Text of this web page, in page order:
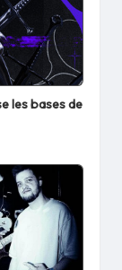
les bases de